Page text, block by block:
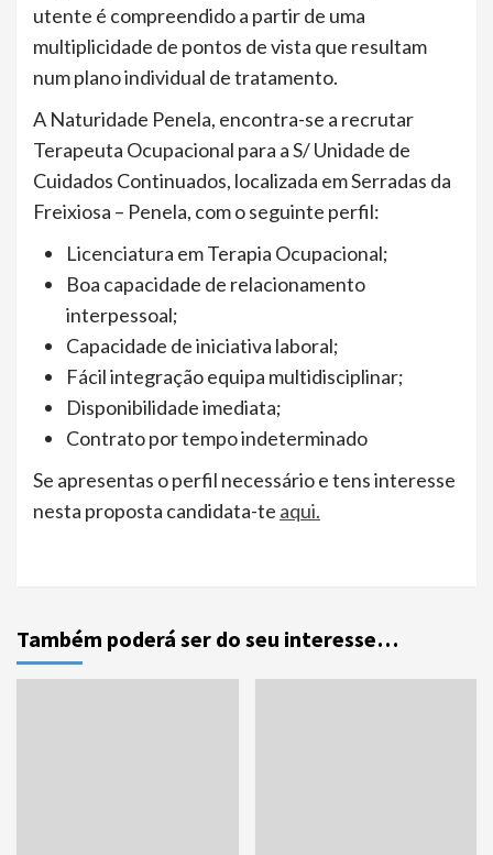
utente é compreendido a partir de uma
multiplicidade de pontos de vista que resultam
num plano individual de tratamento.
A Naturidade Penela, encontra-se a recrutar
Terapeuta Ocupacional para a S/ Unidade de
Cuidados Continuados, localizada em Serradas da
Freixiosa – Penela, com o seguinte perfil:
Licenciatura em Terapia Ocupacional;
Boa capacidade de relacionamento
interpessoal;
Capacidade de iniciativa laboral;
Fácil integração equipa multidisciplinar;
Disponibilidade imediata;
Contrato por tempo indeterminado
Se apresentas o perfil necessário e tens interesse
nesta proposta candidata-te aqui.
Também poderá ser do seu interesse…